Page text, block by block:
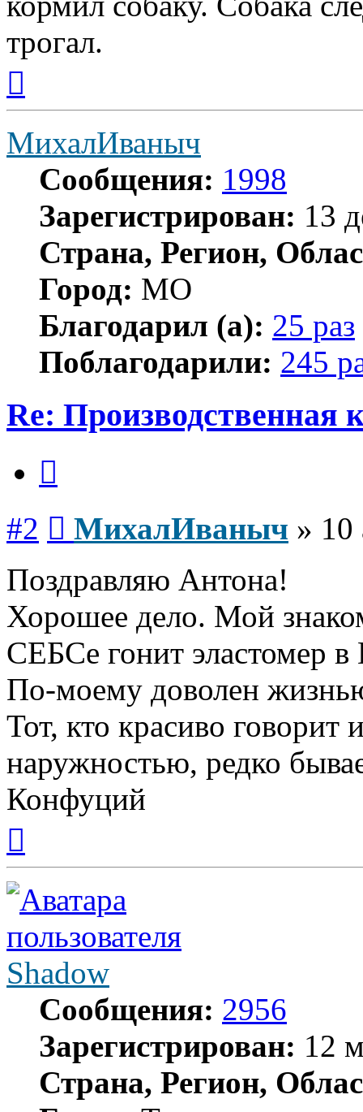
трогал.
началу
МихалИваныч
Сообщения: 1998
Зарегистрирован: 13
Страна, Регион,
Город: МО
Благодарил (а): 25 раз
Поблагодарили: 245
Re:
#2 МихалИваныч » 10
Поздравляю Антона!
Хорошее дело. Мой
СЕБСе гонит эластомер в
По-моему доволен
Тот, кто красиво говорит
наружностью, редко
Конфуций
началу
Shadow
Сообщения: 2956
Зарегистрирован: 12
Страна, Регион,